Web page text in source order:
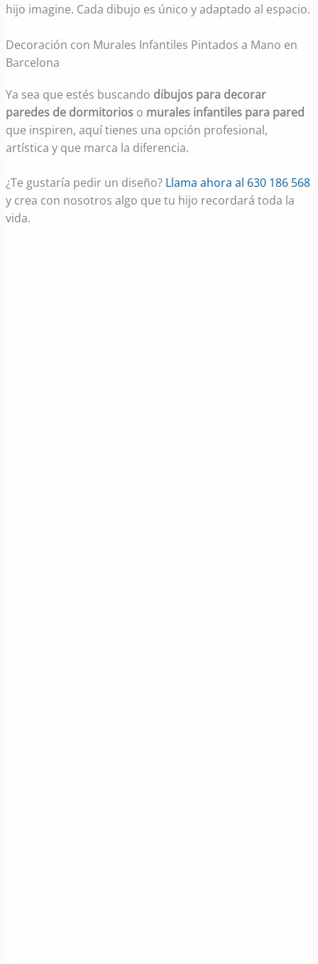
hijo imagine. Cada dibujo es único y adaptado al espacio.
Decoración con Murales Infantiles Pintados a Mano en
Barcelona
Ya sea que estés buscando dibujos para decorar
paredes de dormitorios o murales infantiles para pared
que inspiren, aquí tienes una opción profesional,
artística y que marca la diferencia.
¿Te gustaría pedir un diseño? Llama ahora al 630 186 568
y crea con nosotros algo que tu hijo recordará toda la
vida.